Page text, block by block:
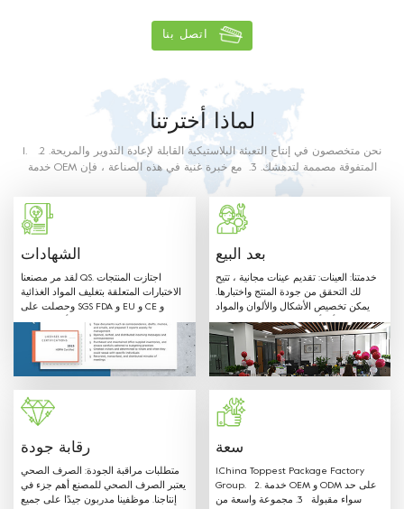
اتصل بنا
لماذا أخترتنا
1. نحن متخصصون في إنتاج التعبئة البلاستيكية القابلة لإعادة التدوير والمريحة. 2.
خدمة OEM المتفوقة مصممة لتدهشك. 3. مع خبرة غنية في هذه الصناعة ، فإن
الصف. المواد المستخدمة وطرق الإنتاج مع متطلبات الاتصال الغذائي على النحو
الشهادات
لقد مر مصنعنا QS. اجتازت المنتجات
الاختبارات المتعلقة بتغليف المواد الغذائية
وحصلت على SGS FDA و EU و CE و
LFGB وشهادات أخرى.
بعد البيع
خدمتنا: العينات: تقديم عينات مجانية ، تتيح
لك التحقق من جودة المنتج واختبارها.
يمكن تخصيص الأشكال والألوان والمواد
المختلفة وأي أحجام حسب طلب العميل.
مرحبًا بـ OEM: Label & Sticker &
Hangtag مع شعارك. توريد تصاميم
الاقتباس والعفن في الوقت المناسب. لدينا
فريق مبيعات محترف لتقديم أفضل خدمة.
رقابة جودة
متطلبات مراقبة الجودة: الصرف الصحي
يعتبر الصرف الصحي للمصنع أهم جزء في
إنتاجنا. موظفينا مدربون جيدًا على جميع
سعة
1.China Toppest Package Factory
Group. 2. خدمة OEM و ODM على حد
سواء مقبولة 3. مجموعة واسعة من